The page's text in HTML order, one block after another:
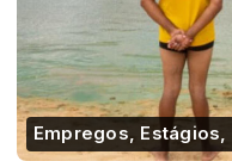
Empregos,